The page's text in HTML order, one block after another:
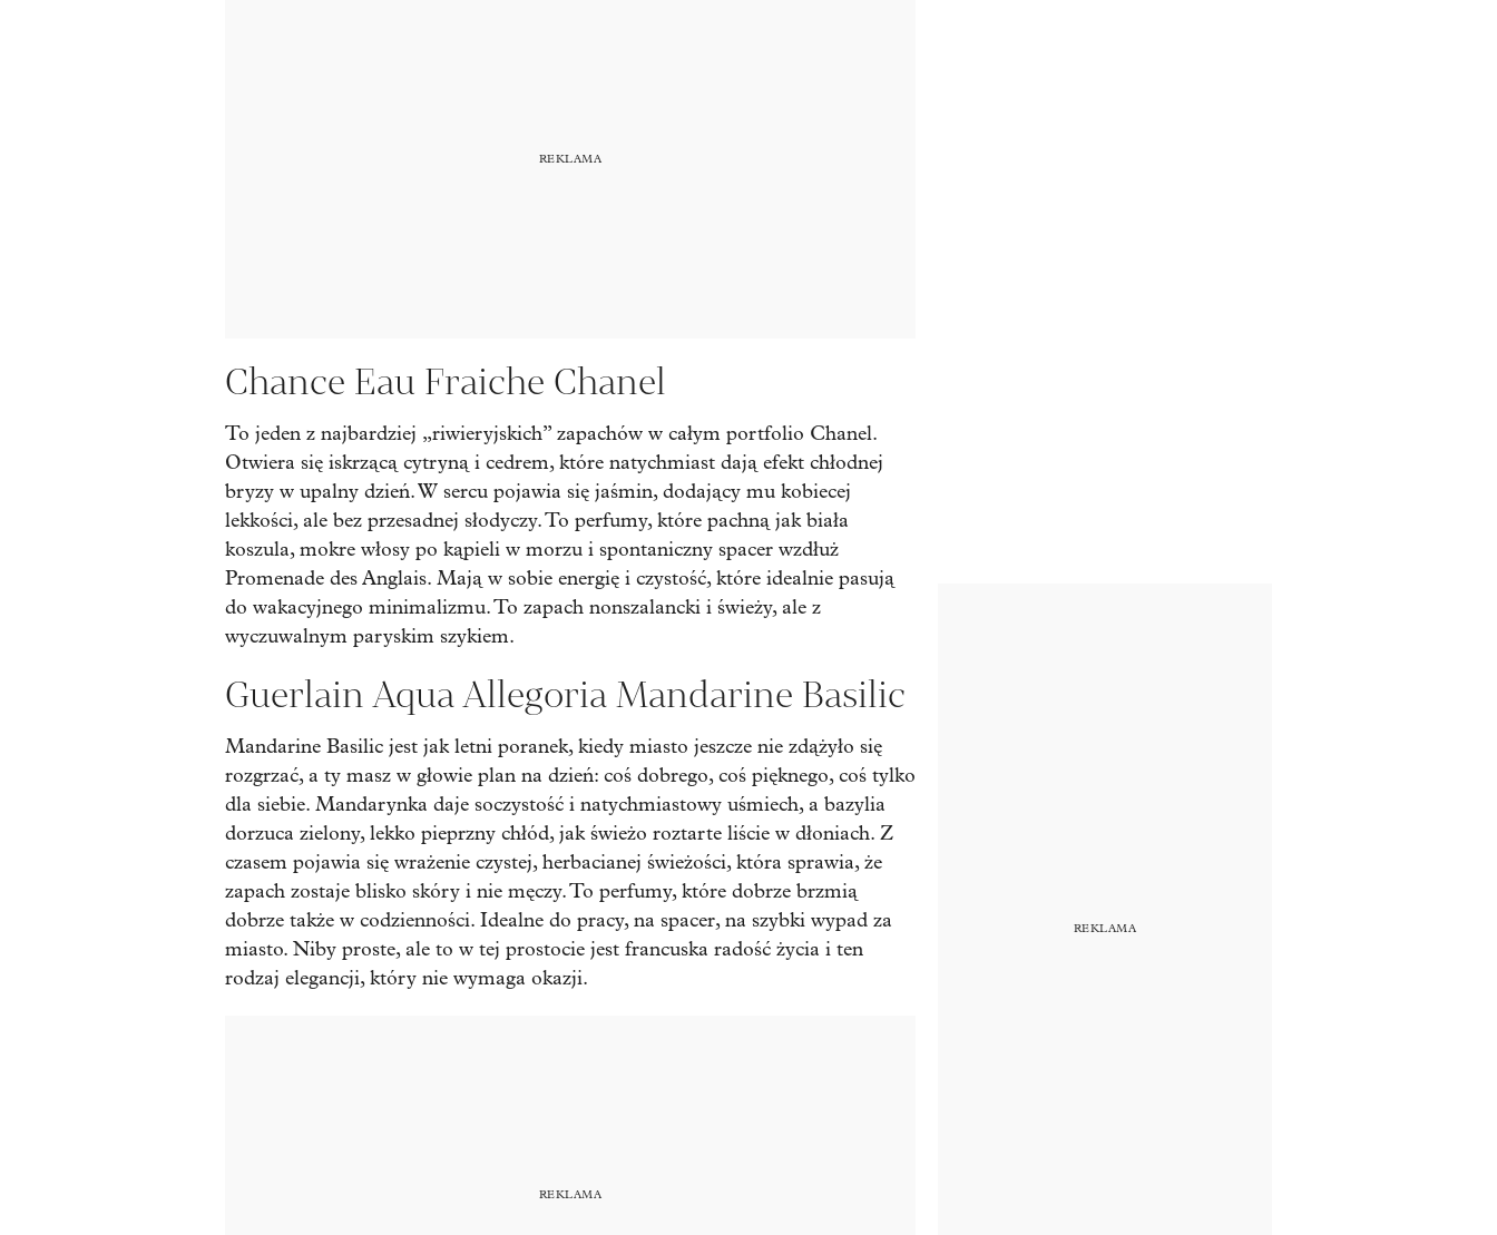
Chance Eau Fraiche Chanel
To jeden z najbardziej „riwieryjskich” zapachów w całym portfolio Chanel.
Otwiera się iskrzącą cytryną i cedrem, które natychmiast dają efekt chłodnej
bryzy w upalny dzień. W sercu pojawia się jaśmin, dodający mu kobiecej
lekkości, ale bez przesadnej słodyczy. To perfumy, które pachną jak biała
koszula, mokre włosy po kąpieli w morzu i spontaniczny spacer wzdłuż
Promenade des Anglais. Mają w sobie energię i czystość, które idealnie pasują
do wakacyjnego minimalizmu. To zapach nonszalancki i świeży, ale z
wyczuwalnym paryskim szykiem.
Guerlain Aqua Allegoria Mandarine Basilic
Mandarine Basilic jest jak letni poranek, kiedy miasto jeszcze nie zdążyło się
rozgrzać, a ty masz w głowie plan na dzień: coś dobrego, coś pięknego, coś tylko
dla siebie. Mandarynka daje soczystość i natychmiastowy uśmiech, a bazylia
dorzuca zielony, lekko pieprzny chłód, jak świeżo roztarte liście w dłoniach. Z
czasem pojawia się wrażenie czystej, herbacianej świeżości, która sprawia, że
zapach zostaje blisko skóry i nie męczy. To perfumy, które dobrze brzmią
dobrze także w codzienności. Idealne do pracy, na spacer, na szybki wypad za
miasto. Niby proste, ale to w tej prostocie jest francuska radość życia i ten
rodzaj elegancji, który nie wymaga okazji.